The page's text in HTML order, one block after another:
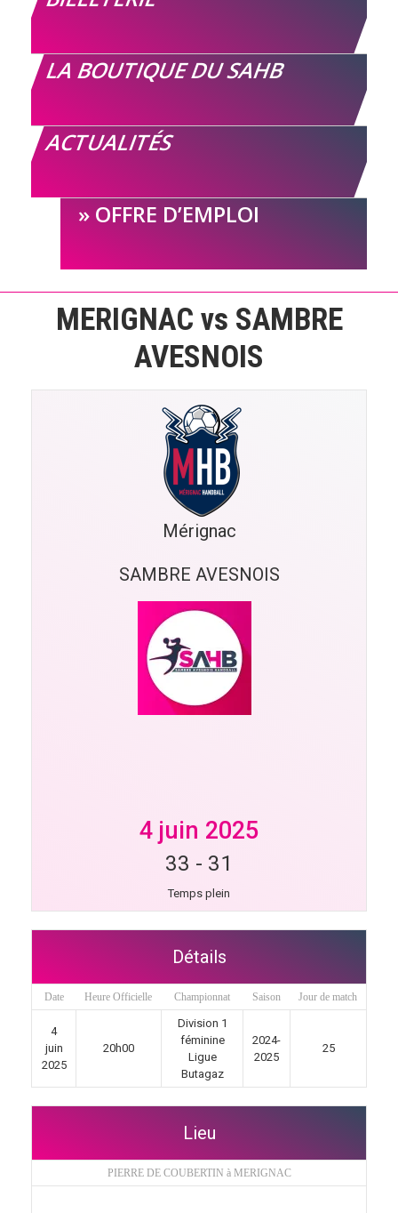
LA BOUTIQUE DU SAHB
ACTUALITÉS
OFFRE D’EMPLOI
MERIGNAC vs SAMBRE
AVESNOIS
Mérignac
SAMBRE AVESNOIS
4 juin 2025
33 - 31
Temps plein
Détails
Date Heure Officielle Championnat Saison Jour de match
4
juin
2025
20h00
Division 1
féminine
Ligue
Butagaz
2024-
2025
25
Lieu
PIERRE DE COUBERTIN à MERIGNAC